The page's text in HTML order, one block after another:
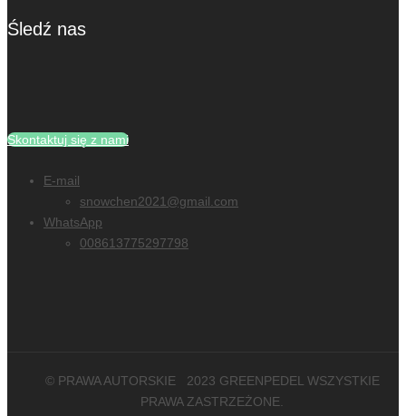
Śledź nas
Skontaktuj się z nami
E-mail
snowchen2021@gmail.com
WhatsApp
008613775297798
© PRAWA AUTORSKIE 2023 GREENPEDEL WSZYSTKIE
PRAWA ZASTRZEŻONE.